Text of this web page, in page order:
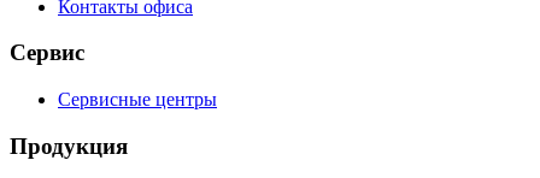
Контакты офиса
Сервис
Сервисные центры
Продукция